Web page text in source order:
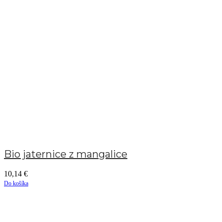
Bio jaternice z mangalice
10,14 €
Do košíka